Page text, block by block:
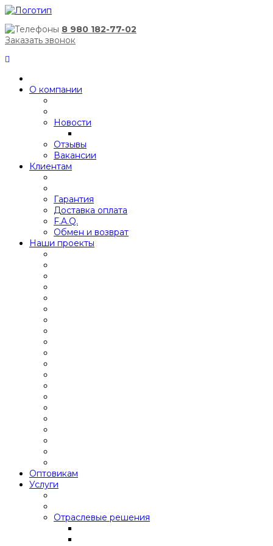
8 980 182-77-02
Заказать звонок
О компании
Новости
Отзывы
Вакансии
Клиентам
Гарантия
Доставка оплата
F.A.Q.
Обмен и возврат
Наши проекты
Оптовикам
Услуги
Отраслевые решения